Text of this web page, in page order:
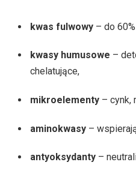
kwas fulwowy – do
kwasy humusowe –
chelatujące,
mikroelementy – cynk,
aminokwasy –
antyoksydanty –